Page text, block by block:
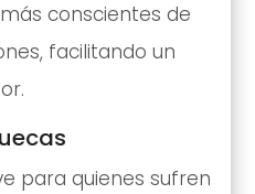
conscientes de
facilitando un
para quienes sufren